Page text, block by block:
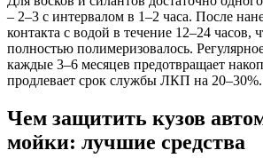
– 2–3 с интервалом в 1–2 часа. После
контакта с водой в течение 12–24 часов,
полностью полимеризовалось.
каждые 3–6 месяцев предотвращает
продлевает срок службы ЛКП на 20–30%.
Чем защитить кузов
мойки: лучшие средства